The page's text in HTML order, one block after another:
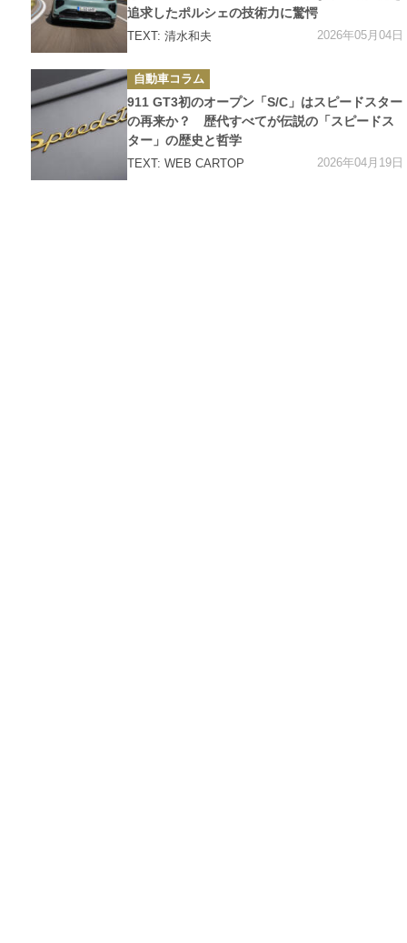
追求したポルシェの技術力に驚愕
TEXT: 清水和夫 2026年05月04日
カ
テ
ゴ
リ
ー
自動車コラム
911 GT3初のオープン「S/C」はスピードスター
の再来か？ 歴代すべてが伝説の「スピードス
ター」の歴史と哲学
TEXT: WEB CARTOP 2026年04月19日